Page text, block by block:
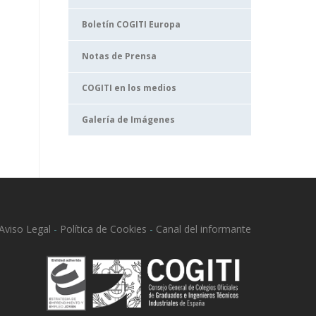
Boletín COGITI Europa
Notas de Prensa
COGITI en los medios
Galería de Imágenes
Legal - Política de Cookies - Canal del informante